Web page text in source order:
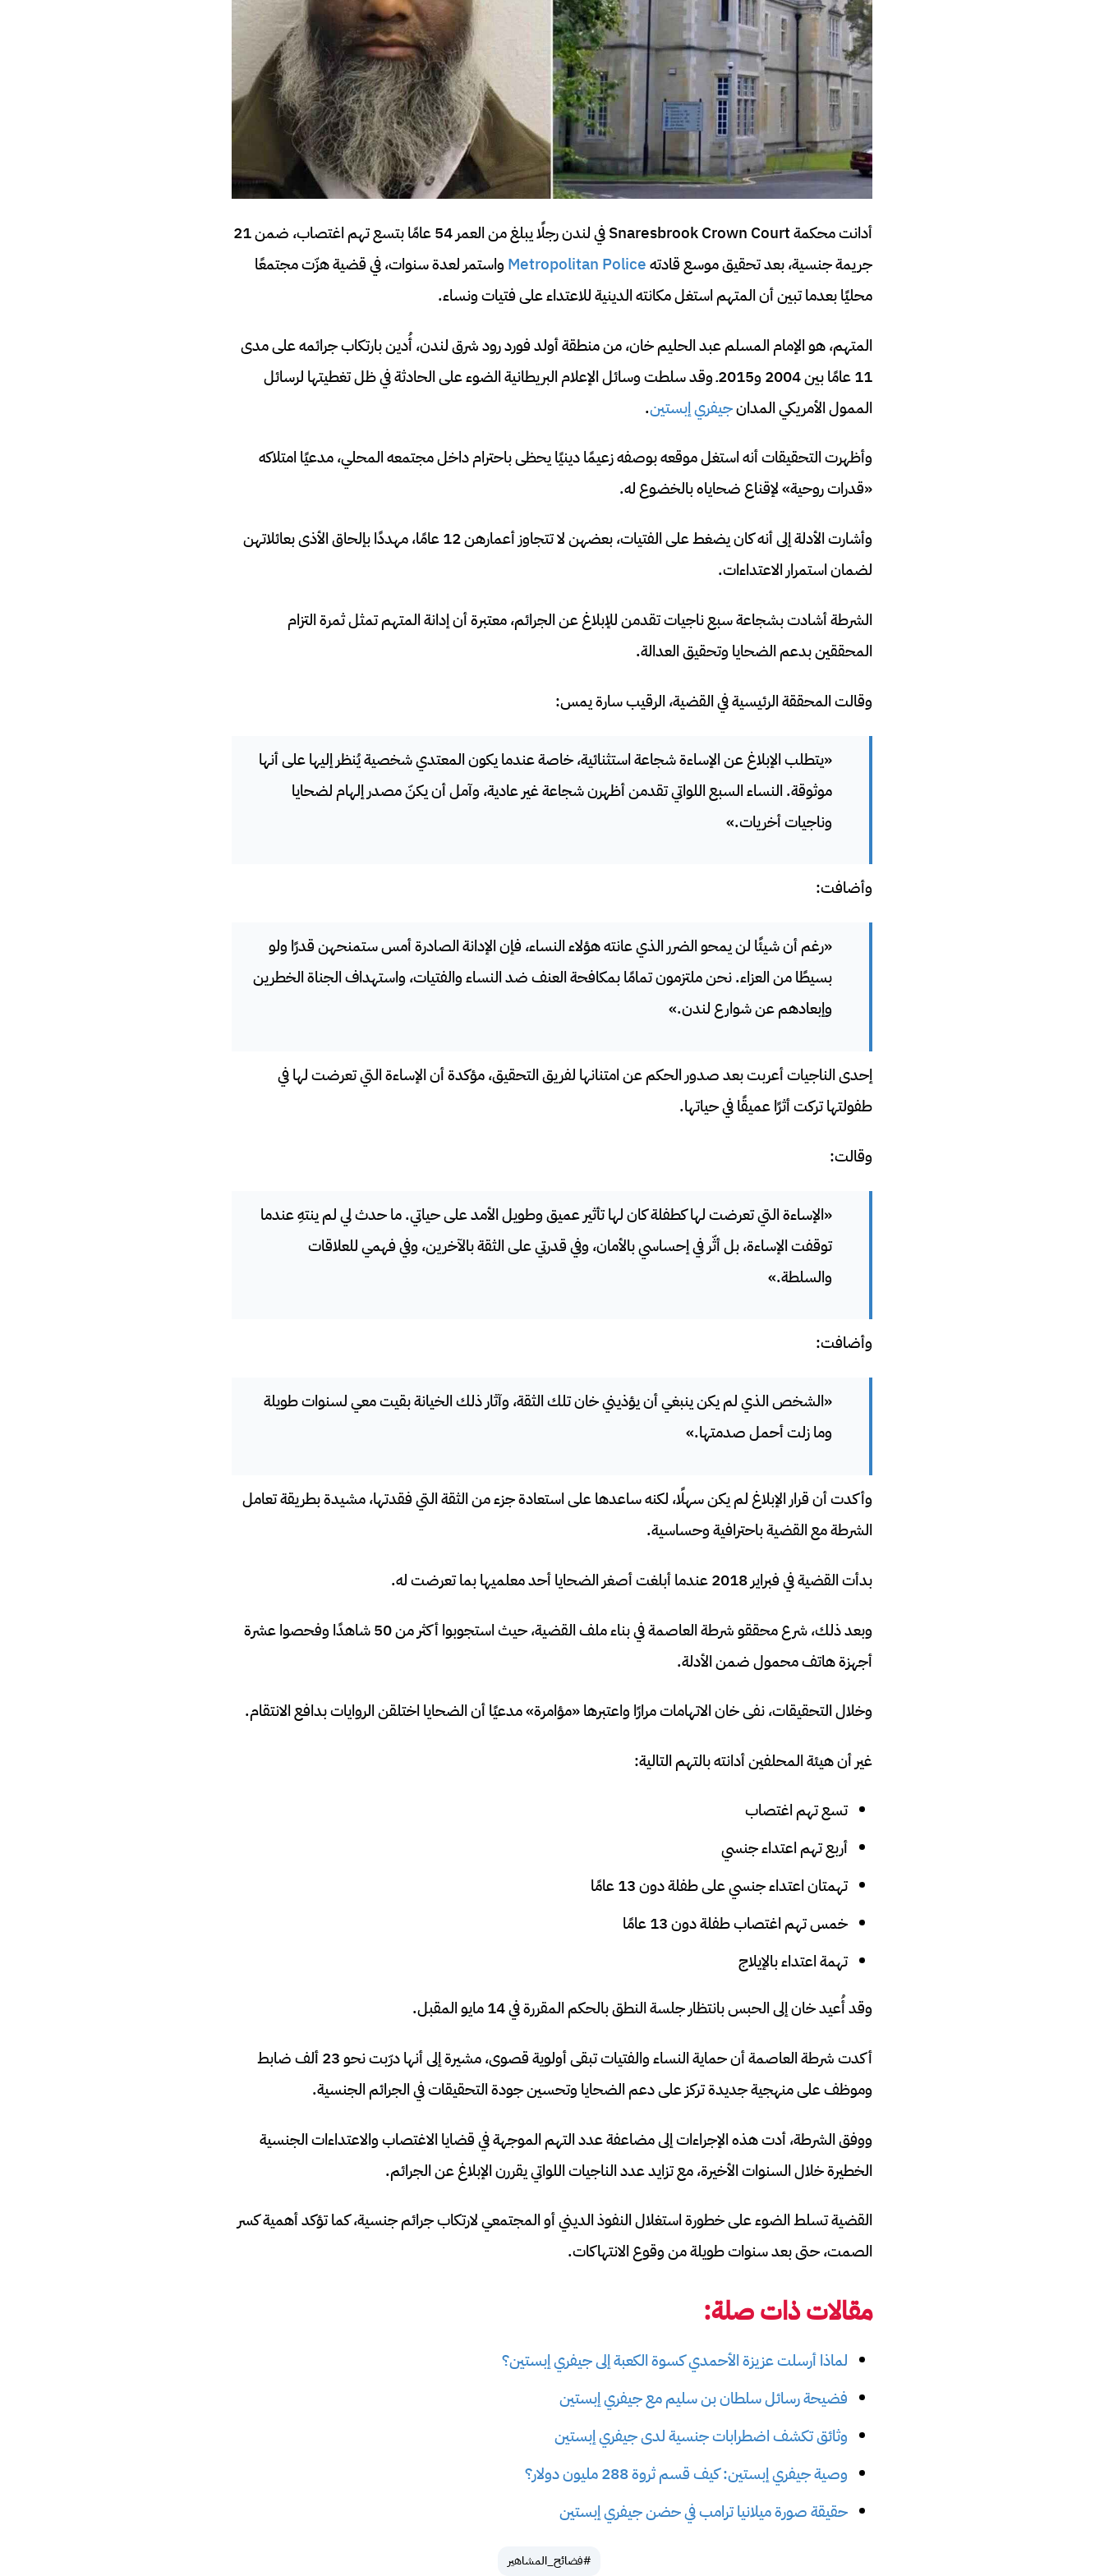
أدانت محكمة Snaresbrook Crown Court في لندن رجلًا يبلغ من العمر 54 عامًا بتسع تهم اغتصاب، ضمن 21
جريمة جنسية، بعد تحقيق موسع قادتهMetropolitan Police واستمر لعدة سنوات، في قضية هزّت مجتمعًا
محليًا بعدما تبين أن المتهم استغل مكانته الدينية للاعتداء على فتيات ونساء.
المتهم، هو الإمام المسلم عبد الحليم خان، من منطقة أولد فورد رود شرق لندن، أُدين بارتكاب جرائمه على مدى
11 عامًا بين 2004 و2015ـ وقد سلطت وسائل الإعلام البريطانية الضوء على الحادثة في ظل تغطيتها لرسائل
الممول الأمريكي المدانجيفري إبستين.
وأظهرت التحقيقات أنه استغل موقعه بوصفه زعيمًا دينيًا يحظى باحترام داخل مجتمعه المحلي، مدعيًا امتلاكه
«قدرات روحية» لإقناع ضحاياه بالخضوع له.
وأشارت الأدلة إلى أنه كان يضغط على الفتيات، بعضهن لا تتجاوز أعمارهن 12 عامًا، مهددًا بإلحاق الأذى بعائلاتهن
لضمان استمرار الاعتداءات.
الشرطة أشادت بشجاعة سبع ناجيات تقدمن للإبلاغ عن الجرائم، معتبرة أن إدانة المتهم تمثل ثمرة التزام
المحققين بدعم الضحايا وتحقيق العدالة.
وقالت المحققة الرئيسية في القضية، الرقيب سارة يمس:
«يتطلب الإبلاغ عن الإساءة شجاعة استثنائية، خاصة عندما يكون المعتدي شخصية يُنظر إليها على أنها
موثوقة. النساء السبع اللواتي تقدمن أظهرن شجاعة غير عادية، وآمل أن يكنّ مصدر إلهام لضحايا
وناجيات أخريات.»
وأضافت:
«رغم أن شيئًا لن يمحو الضرر الذي عانته هؤلاء النساء، فإن الإدانة الصادرة أمس ستمنحهن قدرًا ولو
بسيطًا من العزاء. نحن ملتزمون تمامًا بمكافحة العنف ضد النساء والفتيات، واستهداف الجناة الخطرين
وإبعادهم عن شوارع لندن.»
إحدى الناجيات أعربت بعد صدور الحكم عن امتنانها لفريق التحقيق، مؤكدة أن الإساءة التي تعرضت لها في
طفولتها تركت أثرًا عميقًا في حياتها.
وقالت:
«الإساءة التي تعرضت لها كطفلة كان لها تأثير عميق وطويل الأمد على حياتي. ما حدث لي لم ينتهِ عندما
توقفت الإساءة، بل أثّر في إحساسي بالأمان، وفي قدرتي على الثقة بالآخرين، وفي فهمي للعلاقات
والسلطة.»
وأضافت:
«الشخص الذي لم يكن ينبغي أن يؤذيني خان تلك الثقة، وآثار ذلك الخيانة بقيت معي لسنوات طويلة
وما زلت أحمل صدمتها.»
وأكدت أن قرار الإبلاغ لم يكن سهلًا، لكنه ساعدها على استعادة جزء من الثقة التي فقدتها، مشيدة بطريقة تعامل
الشرطة مع القضية باحترافية وحساسية.
بدأت القضية في فبراير 2018 عندما أبلغت أصغر الضحايا أحد معلميها بما تعرضت له.
وبعد ذلك، شرع محققو شرطة العاصمة في بناء ملف القضية، حيث استجوبوا أكثر من 50 شاهدًا وفحصوا عشرة
أجهزة هاتف محمول ضمن الأدلة.
وخلال التحقيقات، نفى خان الاتهامات مرارًا واعتبرها «مؤامرة» مدعيًا أن الضحايا اختلقن الروايات بدافع الانتقام.
غير أن هيئة المحلفين أدانته بالتهم التالية:
تسع تهم اغتصاب
أربع تهم اعتداء جنسي
تهمتان اعتداء جنسي على طفلة دون 13 عامًا
خمس تهم اغتصاب طفلة دون 13 عامًا
تهمة اعتداء بالإيلاج
وقد أُعيد خان إلى الحبس بانتظار جلسة النطق بالحكم المقررة في 14 مايو المقبل.
أكدت شرطة العاصمة أن حماية النساء والفتيات تبقى أولوية قصوى، مشيرة إلى أنها درّبت نحو 23 ألف ضابط
وموظف على منهجية جديدة تركز على دعم الضحايا وتحسين جودة التحقيقات في الجرائم الجنسية.
ووفق الشرطة، أدت هذه الإجراءات إلى مضاعفة عدد التهم الموجهة في قضايا الاغتصاب والاعتداءات الجنسية
الخطيرة خلال السنوات الأخيرة، مع تزايد عدد الناجيات اللواتي يقررن الإبلاغ عن الجرائم.
القضية تسلط الضوء على خطورة استغلال النفوذ الديني أو المجتمعي لارتكاب جرائم جنسية، كما تؤكد أهمية كسر
الصمت، حتى بعد سنوات طويلة من وقوع الانتهاكات.
مقالات ذات صلة:
لماذا أرسلت عزيزة الأحمدي كسوة الكعبة إلى جيفري إبستين؟
فضيحة رسائل سلطان بن سليم مع جيفري إبستين
وثائق تكشف اضطرابات جنسية لدى جيفري إبستين
وصية جيفري إبستين: كيف قسم ثروة 288 مليون دولار؟
حقيقة صورة ميلانيا ترامب في حضن جيفري إبستين
#فضائح_المشاهير